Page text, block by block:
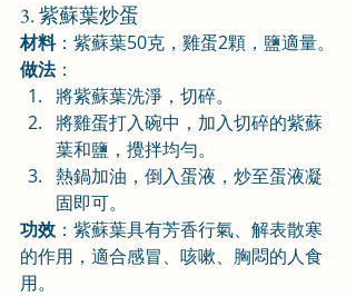
3. 紫蘇葉炒蛋
材料：紫蘇葉50克，雞蛋2顆，鹽適量。
做法：
將紫蘇葉洗淨，切碎。
將雞蛋打入碗中，加入切碎的紫蘇
葉和鹽，攪拌均勻。
熱鍋加油，倒入蛋液，炒至蛋液凝
固即可。
功效 ：紫蘇葉具有芳香行氣、解表散寒
的作用，適合感冒、咳嗽、胸悶的人食
用。